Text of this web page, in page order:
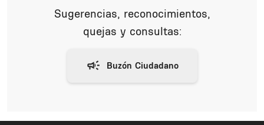
Sugerencias, reconocimientos,
quejas y consultas: